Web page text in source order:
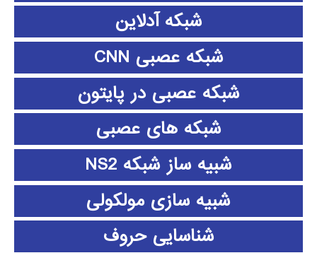
شبکه آدلاین
شبکه عصبی CNN
شبکه عصبی در پایتون
شبکه های عصبی
شبیه ساز شبکه NS2
شبیه سازی مولکولی
شناسایی حروف